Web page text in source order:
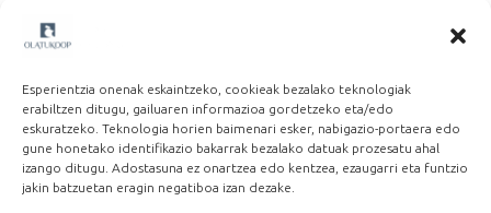
Esperientzia onenak eskaintzeko, cookieak bezalako teknologiak
erabiltzen ditugu, gailuaren informazioa gordetzeko eta/edo
eskuratzeko. Teknologia horien baimenari esker, nabigazio-portaera edo
gune honetako identifikazio bakarrak bezalako datuak prozesatu ahal
izango ditugu. Adostasuna ez onartzea edo kentzea, ezaugarri eta funtzio
jakin batzuetan eragin negatiboa izan dezake.